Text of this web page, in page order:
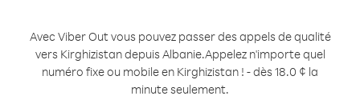
Avec Viber Out vous pouvez passer des appels de qualité
vers Kirghizistan depuis Albanie.Appelez n'importe quel
numéro fixe ou mobile en Kirghizistan ! - dès 18.0 ¢ la
minute seulement.